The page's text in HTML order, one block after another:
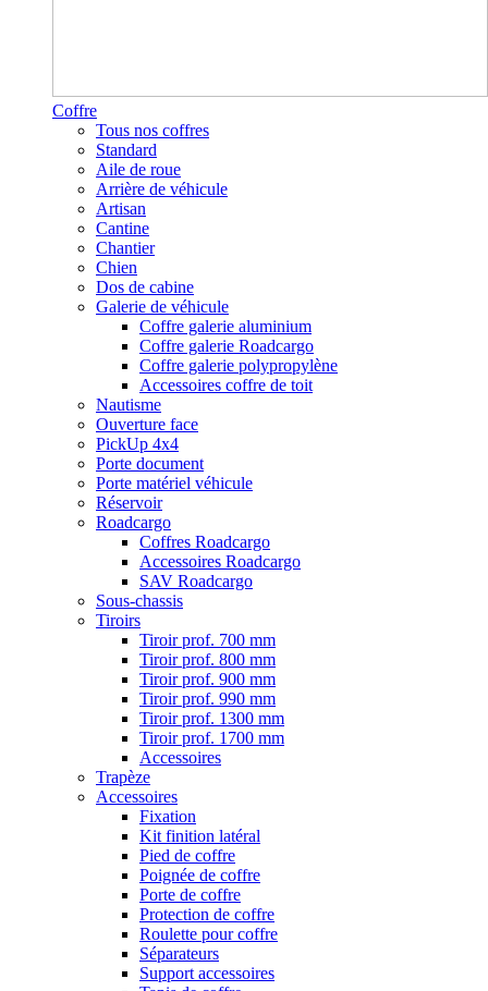
Coffre
Tous nos coffres
Standard
Aile de roue
Arrière de véhicule
Artisan
Cantine
Chantier
Chien
Dos de cabine
Galerie de véhicule
Coffre galerie aluminium
Coffre galerie Roadcargo
Coffre galerie polypropylène
Accessoires coffre de toit
Nautisme
Ouverture face
PickUp 4x4
Porte document
Porte matériel véhicule
Réservoir
Roadcargo
Coffres Roadcargo
Accessoires Roadcargo
SAV Roadcargo
Sous-chassis
Tiroirs
Tiroir prof. 700 mm
Tiroir prof. 800 mm
Tiroir prof. 900 mm
Tiroir prof. 990 mm
Tiroir prof. 1300 mm
Tiroir prof. 1700 mm
Accessoires
Trapèze
Accessoires
Fixation
Kit finition latéral
Pied de coffre
Poignée de coffre
Porte de coffre
Protection de coffre
Roulette pour coffre
Séparateurs
Support accessoires